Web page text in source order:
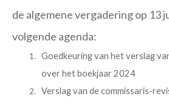
de algemene vergadering op 13
volgende agenda:
Goedkeuring van het verslag
over het boekjaar 2024
Verslag van de commissaris-